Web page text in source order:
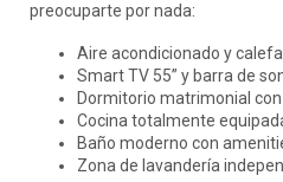
preocuparte por nada:
Aire acondicionado y
Smart TV 55” y barra de
Dormitorio matrimonial
Cocina totalmente
Baño moderno con
Zona de lavandería